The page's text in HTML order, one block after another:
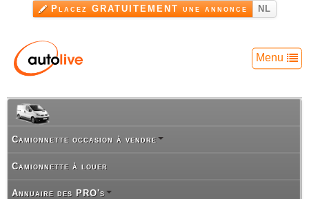
Aller au
contenu
principal
Placez GRATUITEMENT une annonce NL
Menu
Camionnette occasion à vendre
Camionnette à louer
Annuaire des PRO's